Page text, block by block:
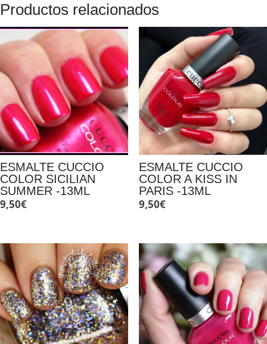
Productos relacionados
ESMALTE CUCCIO
COLOR SICILIAN
SUMMER -13ML
9,50€
ESMALTE CUCCIO
COLOR A KISS IN
PARIS -13ML
9,50€